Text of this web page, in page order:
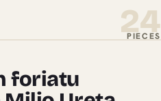
24
PIECES
dixital
foriatu